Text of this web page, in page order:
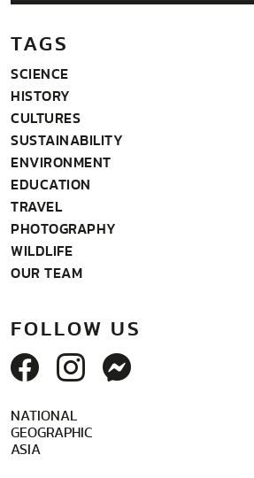
TAGS
SCIENCE
HISTORY
CULTURES
SUSTAINABILITY
ENVIRONMENT
EDUCATION
TRAVEL
PHOTOGRAPHY
WILDLIFE
OUR TEAM
FOLLOW US
NATIONAL
GEOGRAPHIC
ASIA